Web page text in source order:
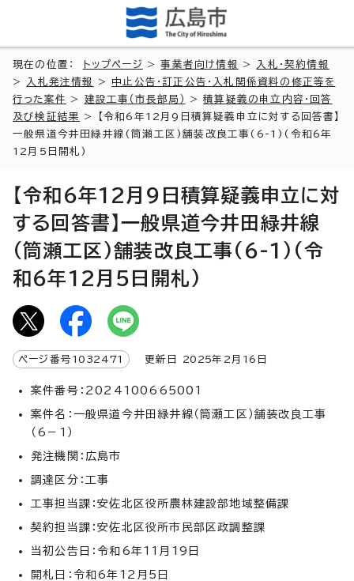
現在の位置： トップページ >事業者向け情報 >
入札・契約情報
>
入札発注情報 > 中止公告・訂正公告・入札関係資料の修正等を
行った案件
> 建設工事（市長部局） >積算疑義の申立内容・回答
及び検証結果
> 【令和6年12月9日積算疑義申立に対する回答書】
一般県道今井田緑井線(筒瀬工区)舗装改良工事(6-1)(令和6年
12月5日開札)
【令和6年12月9日積算疑義申立に対
する回答書】一般県道今井田緑井線
(筒瀬工区)舗装改良工事(6-1)(令
和6年12月5日開札)
ページ番号 1032471 更新日 2025年2月 16 日
案件番号：2024100665001
案件名：一般県道今井田緑井線（筒瀬工区）舗装改良工事
（6－1）
発注機関：広島市
調達区分：工事
工事担当課：安佐北区役所農林建設部地域整備課
契約担当課：安佐北区役所市民部区政調整課
当初公告日：令和6年11月19日
開札日：令和6年12月5日